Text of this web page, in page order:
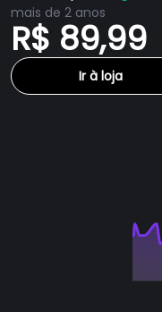
mais de 2 anos
R$ 89,99
Ir à loja